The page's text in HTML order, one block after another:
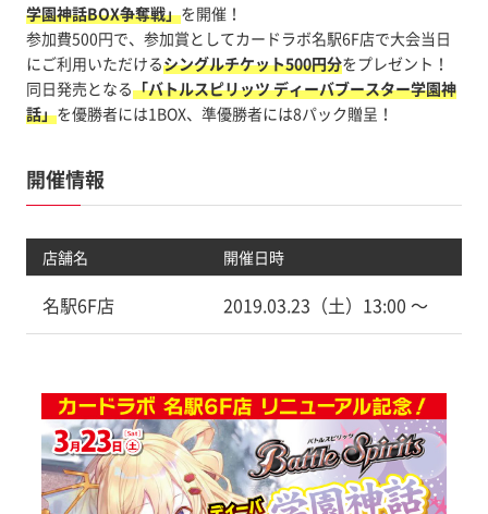
学園神話BOX争奪戦」を開催！
参加費500円で、参加賞としてカードラボ名駅6F店で大会当日
にご利用いただけるシングルチケット500円分をプレゼント！
同日発売となる「バトルスピリッツ ディーバブースター学園神
話」を優勝者には1BOX、準優勝者には8パック贈呈！
開催情報
店舗名 開催日時
名駅6F店 2019.03.23（土）13:00 〜